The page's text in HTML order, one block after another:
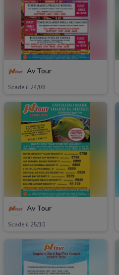
Av Tour
Scade il 24/08
Av Tour
Scade il 25/10